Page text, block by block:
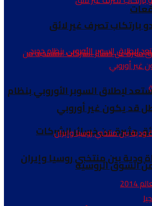
مثيرة عن خسائر الشركات
السوق الروسية
بارتكاب تصرف غير لائق
لإطلاق السوبر الأوروبي بنظام
قد يكون غير أوروبي
ودية بين منتخبي روسيا وإيران
2014